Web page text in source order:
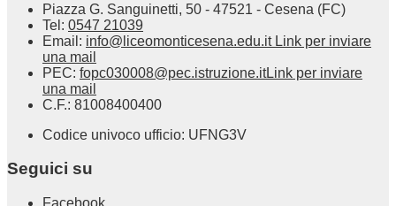
Piazza G. Sanguinetti, 50 - 47521 - Cesena (FC)
Tel: 0547 21039
Email: info@liceomonticesena.edu.it Link per inviare
una mail
PEC: fopc030008@pec.istruzione.itLink per inviare
una mail
C.F.: 81008400400
Codice univoco ufficio: UFNG3V
Seguici su
Facebook